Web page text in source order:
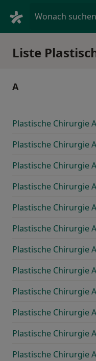
Wonach
Liste
A
Plastische Chirurgie
Plastische Chirurgie
Plastische Chirurgie
Plastische Chirurgie
Plastische Chirurgie
Plastische Chirurgie
Plastische Chirurgie
Plastische Chirurgie
Plastische Chirurgie
Plastische Chirurgie
Plastische Chirurgie
Plastische Chirurgie